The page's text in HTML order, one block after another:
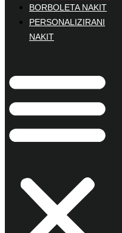
BORBOLETA NAKIT
PERSONALIZIRANI
NAKIT